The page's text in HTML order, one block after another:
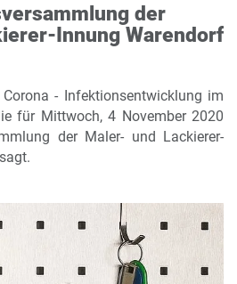
der
Innung Warendorf
- Infektionsentwicklung im
für Mittwoch, 4 November 2020
der Maler- und Lackierer-